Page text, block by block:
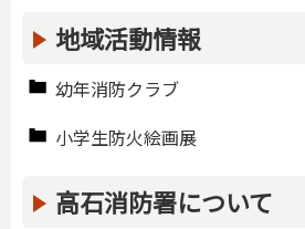
地域活動情報
幼年消防クラブ
小学生防火絵画展
高石消防署について